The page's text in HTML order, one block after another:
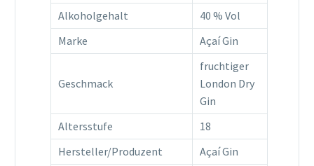
Alkoholgehalt
40 % Vol
Marke
Açaí Gin
Geschmack
fruchtiger
London Dry
Gin
Altersstufe
18
Hersteller/Produzent
Açaí Gin